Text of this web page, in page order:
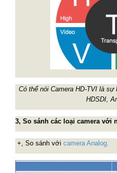
Có thể nói Camera HD-TVI là
HDSDI,
3, So sánh các loại camera với
+, So sánh với camera Analog.